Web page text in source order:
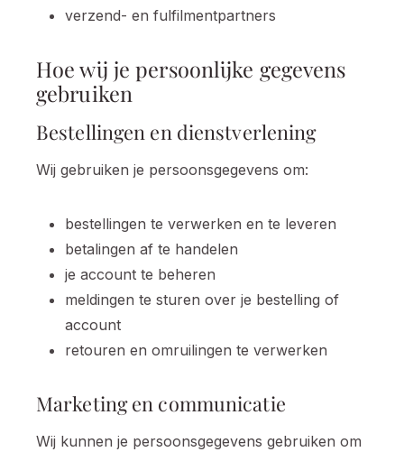
verzend- en fulfilmentpartners
Hoe wij je persoonlijke gegevens
gebruiken
Bestellingen en dienstverlening
Wij gebruiken je persoonsgegevens om:
bestellingen te verwerken en te leveren
betalingen af te handelen
je account te beheren
meldingen te sturen over je bestelling of
account
retouren en omruilingen te verwerken
Marketing en communicatie
Wij kunnen je persoonsgegevens gebruiken om